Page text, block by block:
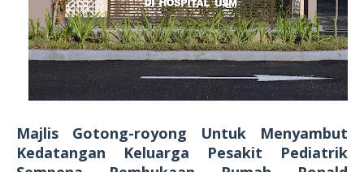
Majlis Gotong-royong Untuk Menyambut
Kedatangan Keluarga Pesakit Pediatrik